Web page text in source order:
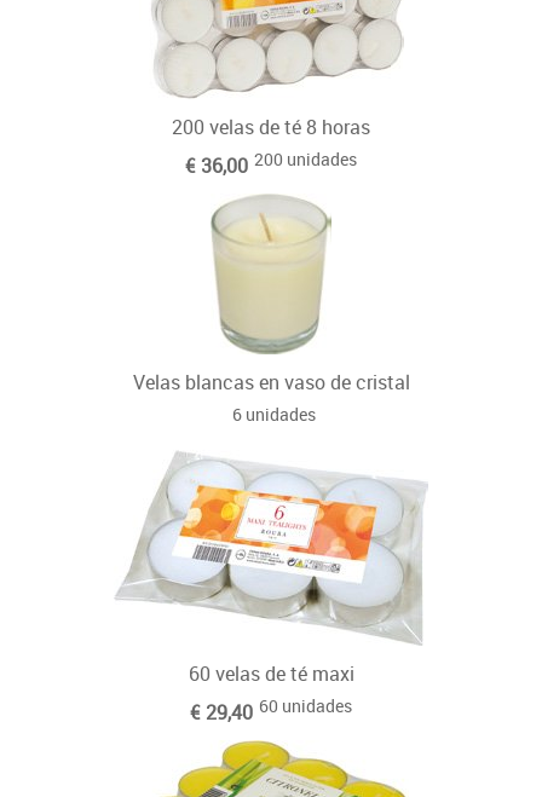
200 velas de té 8 horas
€ 36,00 200 unidades
Velas blancas en vaso de cristal
6 unidades
60 velas de té maxi
€ 29,40 60 unidades